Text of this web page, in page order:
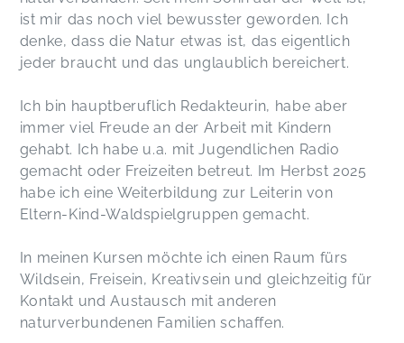
ist mir das noch viel bewusster geworden. Ich
denke, dass die Natur etwas ist, das eigentlich
jeder braucht und das unglaublich bereichert.
Ich bin hauptberuflich Redakteurin, habe aber
immer viel Freude an der Arbeit mit Kindern
gehabt. Ich habe u.a. mit Jugendlichen Radio
gemacht oder Freizeiten betreut. Im Herbst 2025
habe ich eine Weiterbildung zur Leiterin von
Eltern-Kind-Waldspielgruppen gemacht.
In meinen Kursen möchte ich einen Raum fürs
Wildsein, Freisein, Kreativsein und gleichzeitig für
Kontakt und Austausch mit anderen
naturverbundenen Familien schaffen.